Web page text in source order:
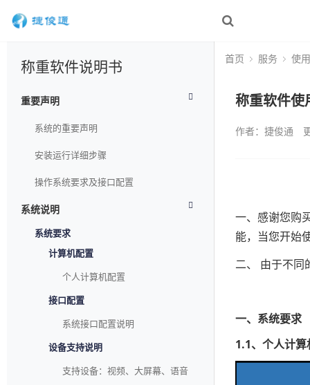
称重软件说明书
重要声明
系统的重要声明
安装运行详细步骤
操作系统要求及接口配置
系统说明
系统要求
计算机配置
个人计算机配置
接口配置
系统接口配置说明
设备支持说明
支持设备：视频、大屏幕、语音
首页 服务 使
称重软件使
作者：捷俊通
一、感谢您购
能，当您开始
二、 由于不同
一、系统要求
1.1、个人计算